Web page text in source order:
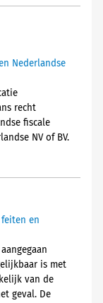
Nederlandse
recht
fiscale
NV of BV.
feiten en
is met
van de
geval. De